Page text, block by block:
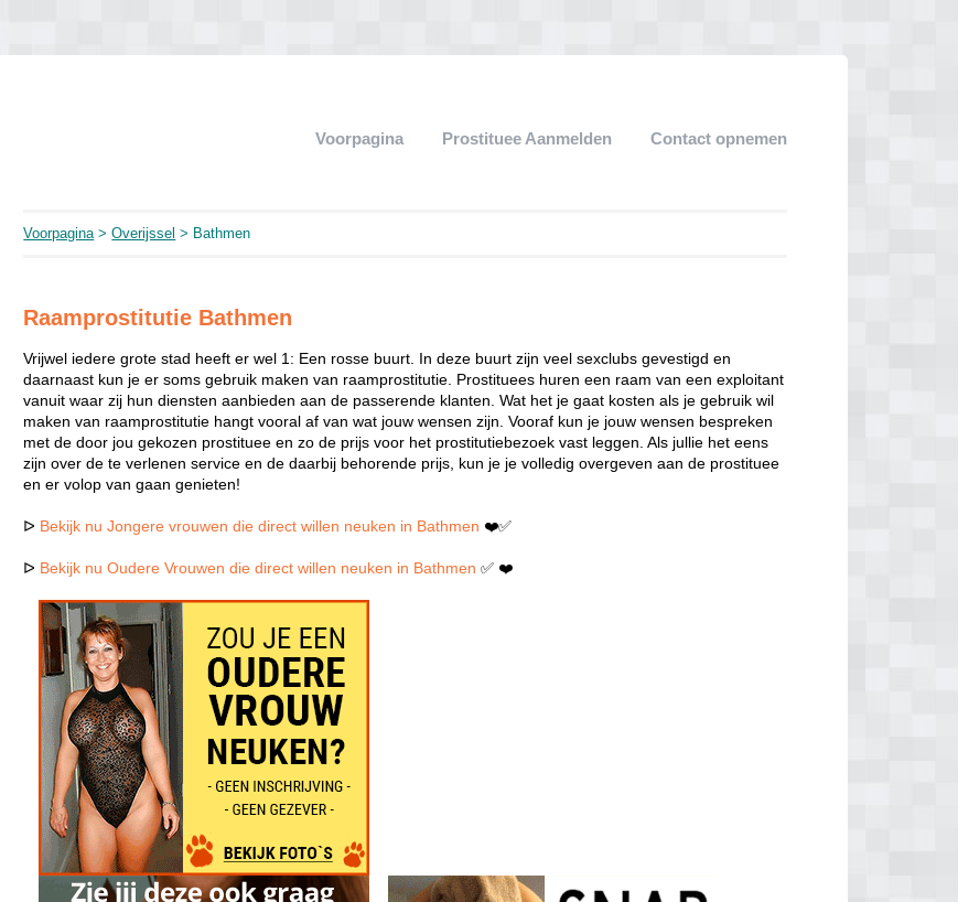
Voorpagina Prostituee Aanmelden Contact opnemen
Voorpagina>Overijssel > Bathmen
Raamprostitutie Bathmen
Vrijwel iedere grote stad heeft er wel 1: Een rosse buurt. In deze buurt zijn veel sexclubs gevestigd en
daarnaast kun je er soms gebruik maken van raamprostitutie. Prostituees huren een raam van een exploitant
vanuit waar zij hun diensten aanbieden aan de passerende klanten. Wat het je gaat kosten als je gebruik wil
maken van raamprostitutie hangt vooral af van wat jouw wensen zijn. Vooraf kun je jouw wensen bespreken
met de door jou gekozen prostituee en zo de prijs voor het prostitutiebezoek vast leggen. Als jullie het eens
zijn over de te verlenen service en de daarbij behorende prijs, kun je je volledig overgeven aan de prostituee
en er volop van gaan genieten!
ᐅ Bekijk nu Jongere vrouwen die direct willen neuken in Bathmen ❤️✅
ᐅ Bekijk nu Oudere Vrouwen die direct willen neuken in Bathmen ✅ ❤️